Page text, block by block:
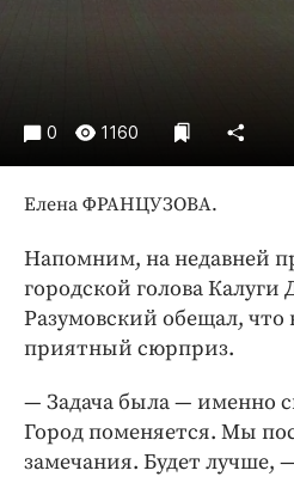
0 1160
Елена ФРАНЦУЗОВА.
Напомним, на недавней
городской голова
Разумовский обещал, что
приятный сюрприз.
— Задача была — именно
Город поменяется. Мы
замечания. Будет лучше,